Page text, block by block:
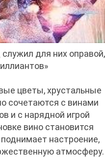
для них оправой,
цветы, хрустальные
сочетаются с винами
и с нарядной игрой
вино становится
настроение,
атмосферу.